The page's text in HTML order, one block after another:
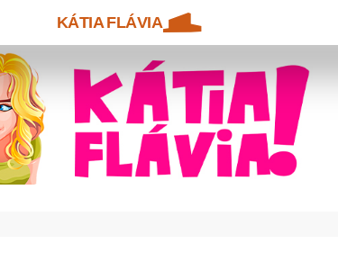
KÁTIA FLÁVIA